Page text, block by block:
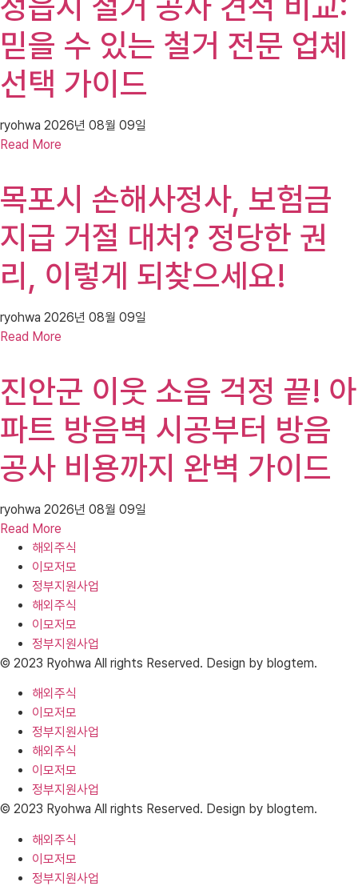
믿을 수 있는 철거 전문 업체
선택 가이드
ryohwa 2026년 08월 09일
Read More
목포시 손해사정사, 보험금
지급 거절 대처? 정당한 권
리, 이렇게 되찾으세요!
ryohwa 2026년 08월 09일
Read More
진안군 이웃 소음 걱정 끝! 아
파트 방음벽 시공부터 방음
공사 비용까지 완벽 가이드
ryohwa 2026년 08월 09일
Read More
해외주식
이모저모
정부지원사업
해외주식
이모저모
정부지원사업
© 2023 Ryohwa All rights Reserved. Design by blogtem.
해외주식
이모저모
정부지원사업
해외주식
이모저모
정부지원사업
© 2023 Ryohwa All rights Reserved. Design by blogtem.
해외주식
이모저모
정부지원사업